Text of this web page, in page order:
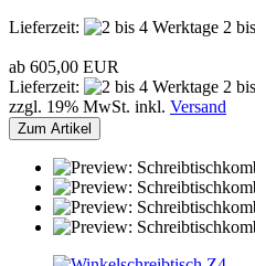
Lieferzeit:
2
ab 605,00 EUR
Lieferzeit:
2
zzgl. 19% MwSt. inkl. Versand
Zum Artikel